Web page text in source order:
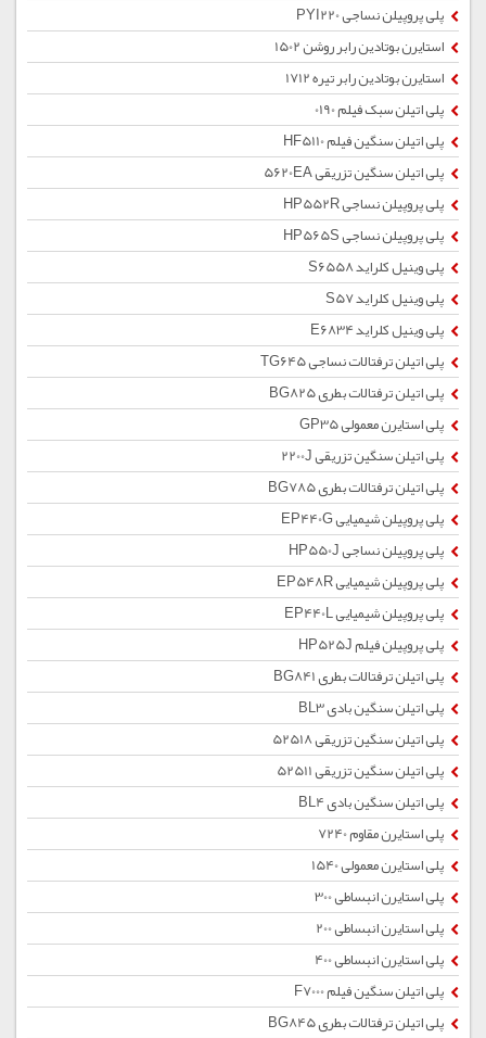
پلی پروپیلن نساجی PYI220
استایرن بوتادین رابر روشن 1502
استایرن بوتادین رابر تیره 1712
پلی اتیلن سبک فیلم 0190
پلی اتیلن سنگین فیلم HF5110
پلی اتیلن سنگین تزریقی 5620EA
پلی پروپیلن نساجی HP552R
پلی پروپیلن نساجی HP565S
پلی وینیل کلراید S6558
پلی وینیل کلراید S57
پلی وینیل کلراید E6834
پلی اتیلن ترفتالات نساجی TG645
پلی اتیلن ترفتالات بطری BG825
پلی استایرن معمولی GP35
پلی اتیلن سنگین تزریقی 2200J
پلی اتیلن ترفتالات بطری BG785
پلی پروپیلن شیمیایی EP440G
پلی پروپیلن نساجی HP550J
پلی پروپیلن شیمیایی EP548R
پلی پروپیلن شیمیایی EP440L
پلی پروپیلن فیلم HP525J
پلی اتیلن ترفتالات بطری BG841
پلی اتیلن سنگین بادی BL3
پلی اتیلن سنگین تزریقی 52518
پلی اتیلن سنگین تزریقی 52511
پلی اتیلن سنگین بادی BL4
پلی استایرن مقاوم 7240
پلی استایرن معمولی 1540
پلی استایرن انبساطی 300
پلی استایرن انبساطی 200
پلی استایرن انبساطی 400
پلی اتیلن سنگین فیلم F7000
پلی اتیلن ترفتالات بطری BG845